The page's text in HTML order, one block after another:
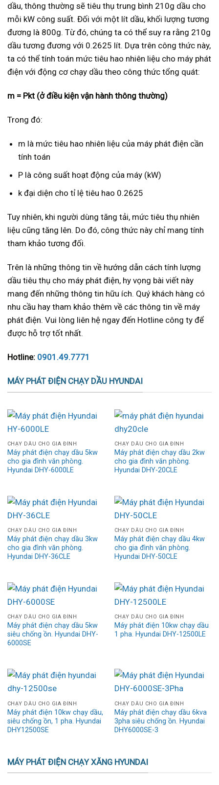
dầu, thông thường sẽ tiêu thụ trung bình 210g dầu cho
mỗi kW công suất. Đối với một lít dầu, khối lượng tương
đương là 800g. Từ đó, chúng ta có thể suy ra rằng 210g
dầu tương đương với 0.2625 lít. Dựa trên công thức này,
ta có thể tính toán mức tiêu hao nhiên liệu cho máy phát
điện với động cơ chạy dầu theo công thức tổng quát:
m = Pkt (ở điều kiện vận hành thông thường)
Trong đó:
m là mức tiêu hao nhiên liệu của máy phát điện cần
tính toán
P là công suất hoạt động của máy (kW)
k đại diện cho tỉ lệ tiêu hao 0.2625
Tuy nhiên, khi người dùng tăng tải, mức tiêu thụ nhiên
liệu cũng tăng lên. Do đó, công thức này chỉ mang tính
tham khảo tương đối.
Trên là những thông tin về hướng dẫn cách tính lượng
dầu tiêu thụ cho máy phát điện, hy vọng bài viết này
mang đến những thông tin hữu ích. Quý khách hàng có
nhu cầu hay tham khảo thêm về các thông tin về máy
phát điện. Vui lòng liên hệ ngay đến Hotline công ty để
được hỗ trợ tốt nhất.
Hotline: 0901.49.7771
MÁY PHÁT ĐIỆN CHẠY DẦU HYUNDAI
CHẠY DẦU CHO GIA ĐÌNH
Máy phát điện chạy dầu 5kw
cho gia đình văn phòng.
Hyundai DHY-6000LE
CHẠY DẦU CHO GIA ĐÌNH
Máy phát điện chạy dầu 2kw
cho gia đình văn phòng.
Hyundai DHY-20CLE
CHẠY DẦU CHO GIA ĐÌNH
Máy phát điện chạy dầu 3kw
cho gia đình văn phòng.
Hyundai DHY-36CLE
CHẠY DẦU CHO GIA ĐÌNH
Máy phát điện chạy dầu 4kw
cho gia đình văn phòng.
Hyundai DHY-50CLE
CHẠY DẦU CHO GIA ĐÌNH
Máy phát điện chạy dầu 5kw
siêu chống ồn. Hyundai DHY-
6000SE
CHẠY DẦU CHO GIA ĐÌNH
Máy phát điện 10kw chạy dầu
1 pha. Hyundai DHY-12500LE
CHẠY DẦU CHO GIA ĐÌNH
Máy phát điện 10kw chạy dầu,
siêu chống ồn, 1 pha. Hyundai
DHY12500SE
CHẠY DẦU CHO GIA ĐÌNH
Máy phát điện chạy dầu 6kva
3pha siêu chống ồn. Hyundai
DHY6000SE-3
MÁY PHÁT ĐIỆN CHẠY XĂNG HYUNDAI